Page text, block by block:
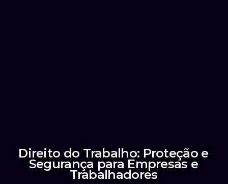
Direito do Trabalho: Proteção e
Segurança para Empresas e
Trabalhadores